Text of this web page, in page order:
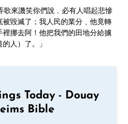
歌來譏笑你們說﹐必有人唱起悲慘
毀滅了；我人民的業分﹑他竟轉
挪去阿！他把我們的田地分給擄
人）了。」
Today - Douay
Bible